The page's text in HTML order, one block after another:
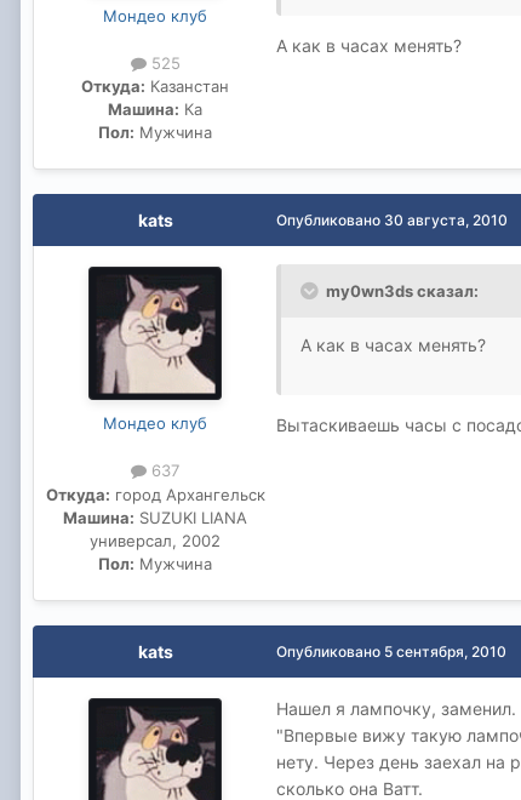
Мондео клуб
525
Откуда: Казанстан
Машина: Ка
Пол: Мужчина
А как в часах менять?
kats
Мондео клуб
637
Откуда: город Архангельск
Машина: SUZUKI LIANA
универсал, 2002
Пол: Мужчина
Опубликовано 30 августа, 2010
my0wn3ds сказал:
А как в часах менять?
Вытаскиваешь часы с
kats Опубликовано 5 сентября, 2010
Нашел я лампочку, заменил.
"Впервые вижу такую
нету. Через день заехал на
сколько она Ватт.